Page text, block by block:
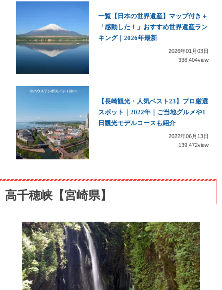
一覧【日本の世界遺産】マップ付き＋
「感動した！」おすすめ世界遺産ラン
キング｜2026年最新
2026年01月03日
336,404view
【長崎観光・人気ベスト23】プロ厳選
スポット｜2022年｜ご当地グルメや1
日観光モデルコースも紹介
2022年06月13日
139,472view
高千穂峡【宮崎県】